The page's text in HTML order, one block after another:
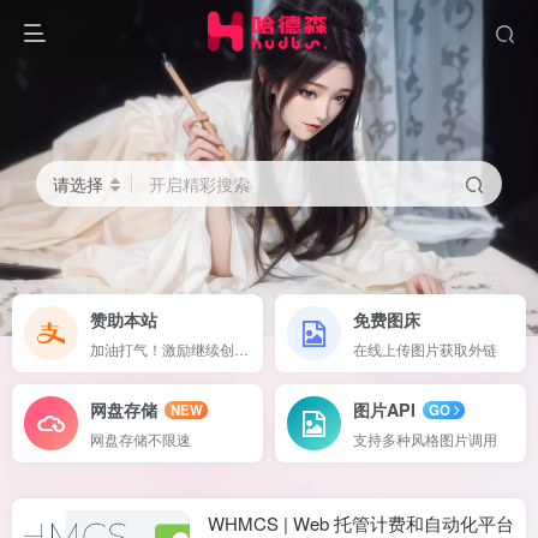
请选择 开启精彩搜索
赞助本站 免费图床
在线上传图片获取外链
网盘存储
NEW
网盘存储不限速
图片API
GO
支持多种风格图片调用
WHMCS | Web 托管计费和自动化平台